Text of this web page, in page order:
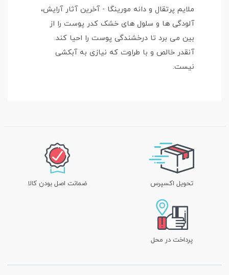
ملایم پرتقال و دانه مورینگا - آخرین آثار آرایش،
آلودگی ها و سلول های خشک کدر پوست را از
بین می برد تا درخشندگی پوست را احیا کند.
آنقدر خالص و با طراوت که نیازی به آبکشی
نیست.
تحویل اکسپرس ضمانت اصل بودن کالا
پرداخت در محل